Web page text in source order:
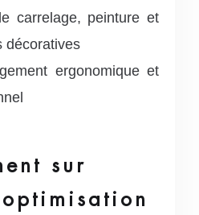
carrelage, peinture et
décoratives
ergonomique et
sur